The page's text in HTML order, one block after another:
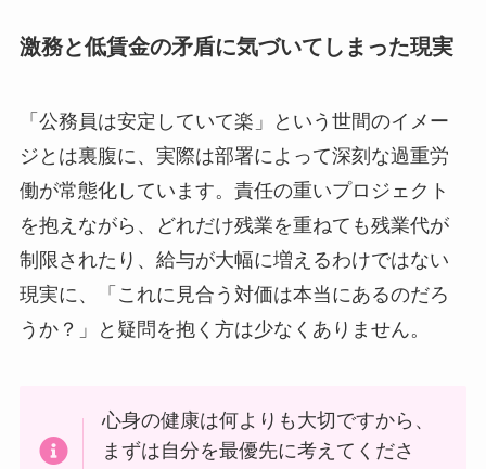
激務と低賃金の矛盾に気づいてしまった現実
「公務員は安定していて楽」という世間のイメー
ジとは裏腹に、実際は部署によって深刻な過重労
働が常態化しています。責任の重いプロジェクト
を抱えながら、どれだけ残業を重ねても残業代が
制限されたり、給与が大幅に増えるわけではない
現実に、「これに見合う対価は本当にあるのだろ
うか？」と疑問を抱く方は少なくありません。
心身の健康は何よりも大切ですから、
まずは自分を最優先に考えてくださ